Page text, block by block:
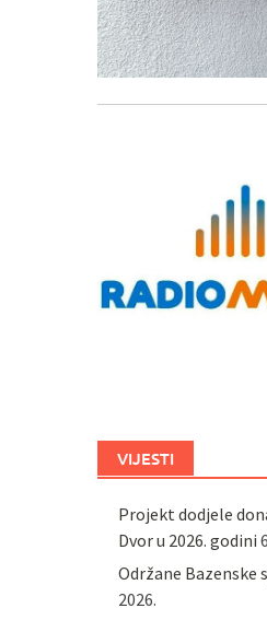
VIJESTI
Projekt dodjele
Dvor u 2026. godini
Održane Bazenske
2026.